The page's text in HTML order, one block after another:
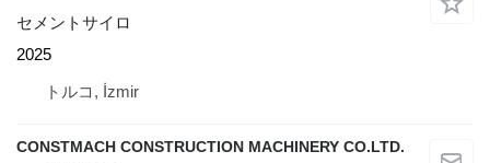
セメントサイロ
2025
トルコ, İzmir
CONSTMACH CONSTRUCTION MACHINERY CO.LTD.